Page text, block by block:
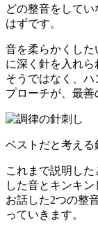
どの整音をして
はずです。
音を柔らかくし
に深く針を入れら
そうではなく、
プローチが、最善
ベストだと考える
これまで説明し
した音とキンキ
お話した2つの整
っていきます。